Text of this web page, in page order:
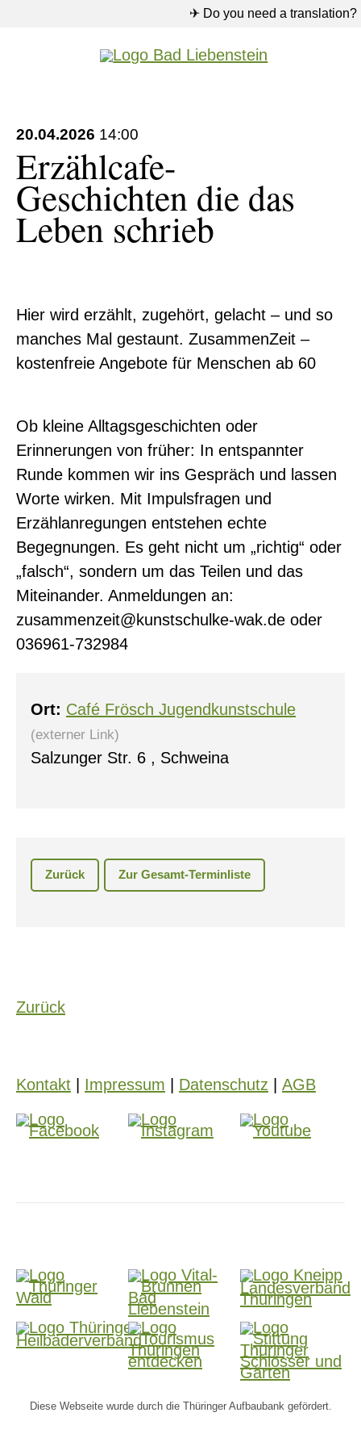
✈ Do you need a translation?
20.04.2026 14:00
Erzählcafe-
Geschichten die das
Leben schrieb
Hier wird erzählt, zugehört, gelacht – und so
manches Mal gestaunt. ZusammenZeit –
kostenfreie Angebote für Menschen ab 60
Ob kleine Alltagsgeschichten oder
Erinnerungen von früher: In entspannter
Runde kommen wir ins Gespräch und lassen
Worte wirken. Mit Impulsfragen und
Erzählanregungen entstehen echte
Begegnungen. Es geht nicht um „richtig“ oder
„falsch“, sondern um das Teilen und das
Miteinander. Anmeldungen an:
zusammenzeit@kunstschulke-wak.de oder
036961-732984
Ort: Café Frösch Jugendkunstschule
(externer Link)
Salzunger Str. 6 , Schweina
Zurück Zur Gesamt-Terminliste
Zurück
Kontakt Impressum Datenschutz AGB
Diese Webseite wurde durch die Thüringer Aufbaubank gefördert.
Pflichtfeld
Suche*